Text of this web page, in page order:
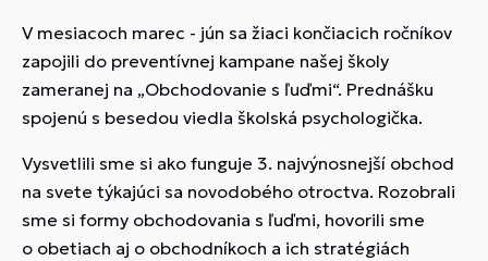
V mesiacoch marec - jún sa žiaci končiacich ročníkov
zapojili do preventívnej kampane našej školy
zameranej na „Obchodovanie s ľuďmi“. Prednášku
spojenú s besedou viedla školská psychologička.
Vysvetlili sme si ako funguje 3. najvýnosnejší obchod
na svete týkajúci sa novodobého otroctva. Rozobrali
sme si formy obchodovania s ľuďmi, hovorili sme
o obetiach aj o obchodníkoch a ich stratégiách